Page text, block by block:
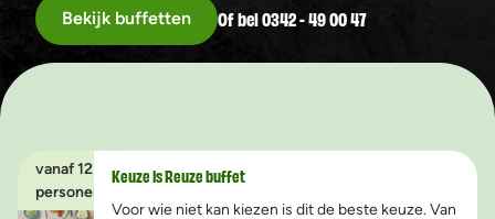
Bekijk buffetten Of bel 0342 - 49 00 47
vanaf 12
personen
Keuze is Reuze buffet
Voor wie niet kan kiezen is dit de beste keuze. Van